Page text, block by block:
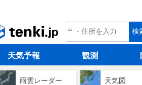
tenki.jp 検
天気予報 観測
雨雲レーダー 天気図